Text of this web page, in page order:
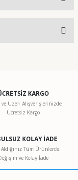
KARGO
ve Üzeri Alışverişlerinizde
Ücretsiz Kargo
KOLAY İADE
Aldığınız Tüm Ürünlerde
ve Kolay İade